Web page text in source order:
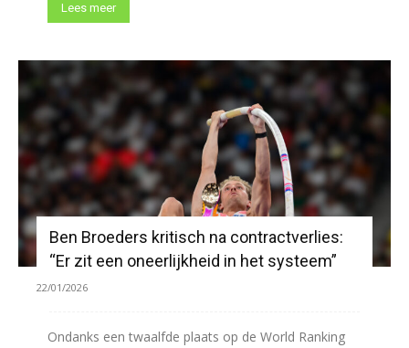
Lees meer
Ben Broeders kritisch na contractverlies:
“Er zit een oneerlijkheid in het systeem”
22/01/2026
Ondanks een twaalfde plaats op de World Ranking